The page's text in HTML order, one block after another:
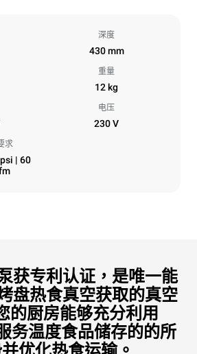
深度
430 mm
重量
12 kg
电压
230 V
求
| 60
获专利认证，是唯一能
盘热食真空获取的真空
的厨房能够充分利用
务温度食品储存的的所